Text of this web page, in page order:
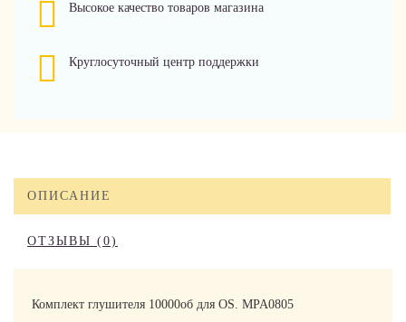
Высокое качество товаров магазина
Круглосуточный центр поддержки
ОПИСАНИЕ
ОТЗЫВЫ (0)
Комплект глушителя 10000об для OS. MPA0805